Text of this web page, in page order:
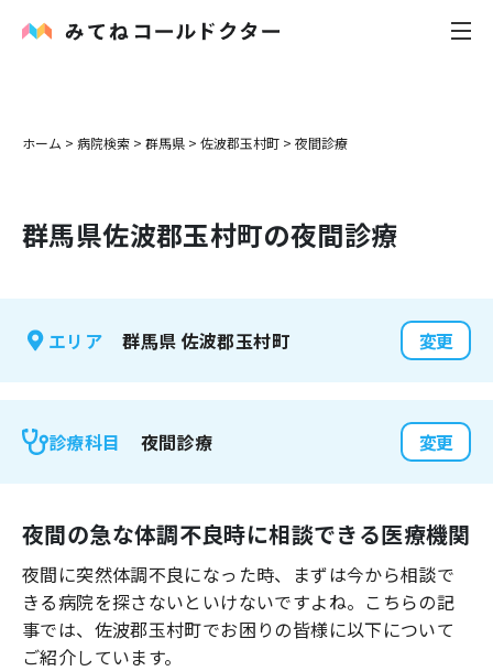
内科
花粉症
感染症
よくあるご質問
ホーム > 病院検索 > 群馬県 > 佐波郡玉村町 > 夜間診療
群馬県佐波郡玉村町の夜間診療
エリア 群馬県 佐波郡玉村町 変更
診療科目 夜間診療 変更
夜間の急な体調不良時に相談できる医療機関
夜間に突然体調不良になった時、まずは今から相談で
きる病院を探さないといけないですよね。こちらの記
事では、 佐波郡玉村町でお困りの皆様に以下について
ご紹介しています。